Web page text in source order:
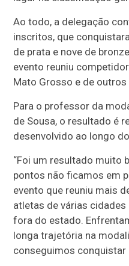
Ao todo, a delegação
inscritos, que
de prata e nove de
evento reuniu
Mato Grosso e de
Para o professor da
de Sousa, o resultado é
desenvolvido ao longo
“Foi um resultado muito
pontos não ficamos em
evento que reuniu mais
atletas de várias
fora do estado.
longa trajetória na
conseguimos conquistar